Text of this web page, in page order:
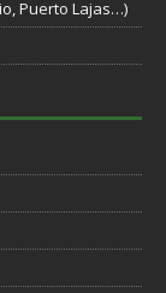
Puerto Lajas…)